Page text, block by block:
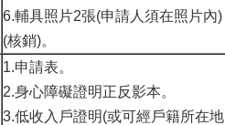
6.輔具照片2張(申請人須在照片內)
(核銷)。
1.申請表。
2.身心障礙證明正反影本。
3.低收入戶證明(或可經戶籍所在地